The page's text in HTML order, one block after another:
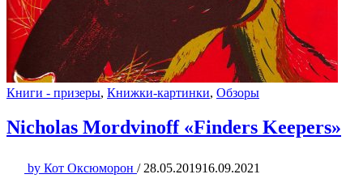
Книги - призеры, Книжки-картинки, Обзоры
Nicholas Mordvinoff «Finders Keepers»
by Кот Оксюморон / 28.05.201916.09.2021